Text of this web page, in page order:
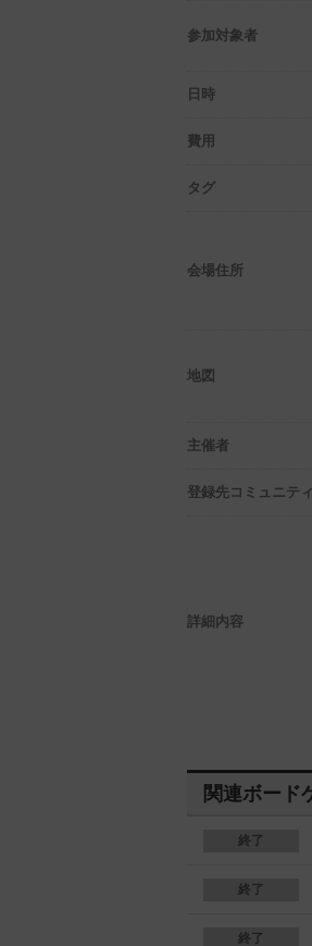
参加対象者
日時
費用
タグ
会場住所
地図
主催者
登録先コミュニティ
詳細内容
関連ボード
終了
終了
終了